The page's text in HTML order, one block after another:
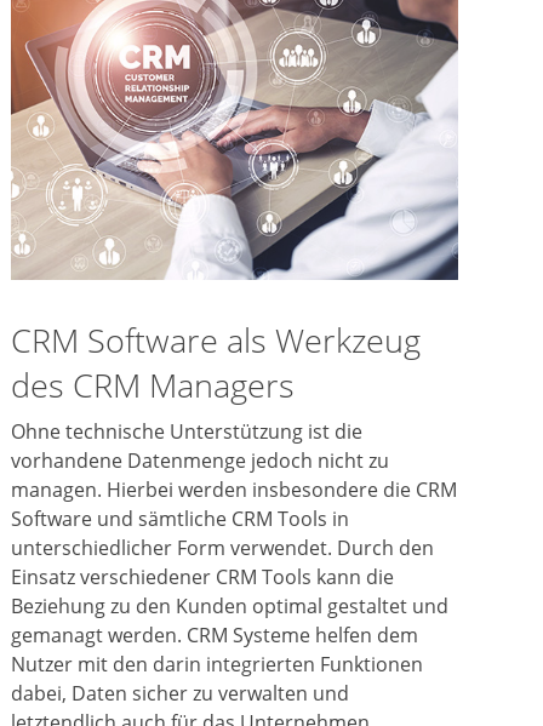
CRM Software als Werkzeug
des CRM Managers
Ohne technische Unterstützung ist die
vorhandene Datenmenge jedoch nicht zu
managen. Hierbei werden insbesondere die CRM
Software und sämtliche CRM Tools in
unterschiedlicher Form verwendet. Durch den
Einsatz verschiedener CRM Tools kann die
Beziehung zu den Kunden optimal gestaltet und
gemanagt werden. CRM Systeme helfen dem
Nutzer mit den darin integrierten Funktionen
dabei, Daten sicher zu verwalten und